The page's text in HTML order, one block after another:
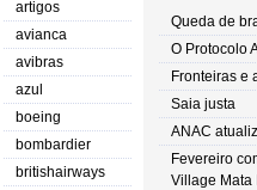
artigos
avianca
avibras
azul
boeing
bombardier
britishairways
Queda de
O Protocolo
Fronteiras e
Saia justa
ANAC
Fevereiro
Village Mata